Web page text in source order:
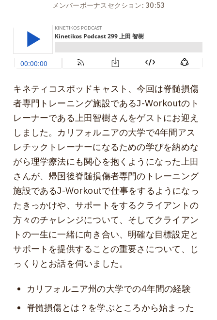
メンバーボーナスセクション: 30:53
キネティコスポッドキャスト、今回は脊髄損傷
者専門トレーニング施設であるJ-Workoutのト
レーナーである上田智樹さんをゲストにお迎え
しました。カリフォルニアの大学で4年間アス
レチックトレーナーになるための学びを納めな
がら理学療法にも関心を抱くようになった上田
さんが、帰国後脊髄損傷者専門のトレーニング
施設であるJ-Workoutで仕事をするようになっ
たきっかけや、サポートをするクライアントの
方々のチャレンジについて、そしてクライアン
トの一生に一緒に向き合い、明確な目標設定と
サポートを提供することの重要さについて、じ
っくりとお話を伺いました。
カリフォルニア州の大学での4年間の経験
脊髄損傷とは？を学ぶところから始まった